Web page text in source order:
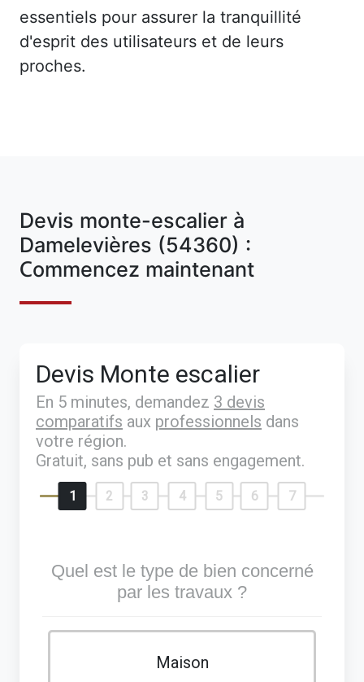
essentiels pour assurer la tranquillité
d'esprit des utilisateurs et de leurs
proches.
Devis monte-escalier à
Damelevières (54360) :
Commencez maintenant
Devis Monte escalier
En 5 minutes, demandez 3 devis
comparatifs aux professionnels dans
votre région.
Gratuit, sans pub et sans engagement.
1 2 3 4 5 6 7
Quel est le type de bien concerné
par les travaux ?
Maison